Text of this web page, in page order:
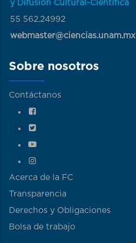
y Difusión Cultural-Científica
55 562.24992
webmaster@ciencias.unam.mx
Sobre nosotros
Contáctanos
Acerca de la FC
Transparencia
Derechos y Obligaciones
Bolsa de trabajo